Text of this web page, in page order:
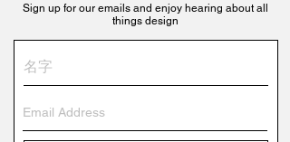
Sign up for our emails and enjoy hearing about all
things design